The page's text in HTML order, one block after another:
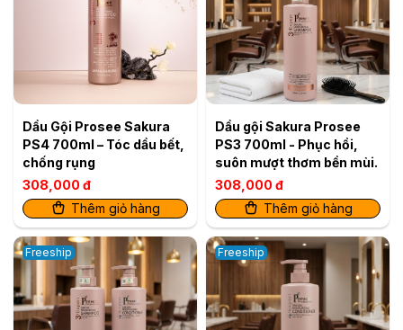
Dầu Gội Prosee Sakura
PS4 700ml – Tóc dầu bết,
chống rụng
308,000 đ
Thêm giỏ hàng
Dầu gội Sakura Prosee
PS3 700ml - Phục hồi,
suôn mượt thơm bền mùi.
308,000 đ
Thêm giỏ hàng
Freeship Freeship